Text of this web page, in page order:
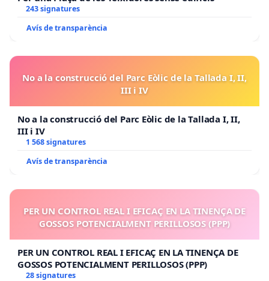
243 signatures
Avís de transparència
No a la construcció del Parc Eòlic de la Tallada I, II,
III i IV
No a la construcció del Parc Eòlic de la Tallada I, II,
III i IV
1 568 signatures
Avís de transparència
PER UN CONTROL REAL I EFICAÇ EN LA TINENÇA DE
GOSSOS POTENCIALMENT PERILLOSOS (PPP)
PER UN CONTROL REAL I EFICAÇ EN LA TINENÇA DE
GOSSOS POTENCIALMENT PERILLOSOS (PPP)
28 signatures